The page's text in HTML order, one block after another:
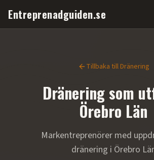
Entreprenadguiden.se
Tillbaka tillDränering
Dräneringsom
Örebro Län
Markentreprenörer med
dränering i Örebro